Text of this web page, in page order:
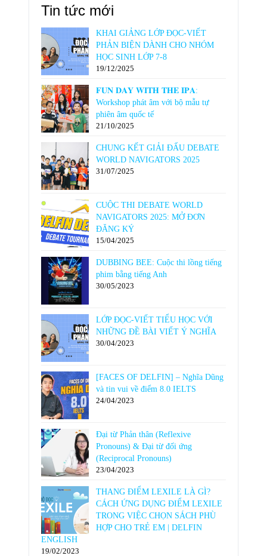
Tin tức mới
KHAI GIẢNG LỚP ĐỌC-VIẾT
PHẢN BIỆN DÀNH CHO NHÓM
HỌC SINH LỚP 7-8
19/12/2025
𝐅𝐔𝐍 𝐃𝐀𝐘 𝐖𝐈𝐓𝐇 𝐓𝐇𝐄 𝐈𝐏𝐀:
Workshop phát âm với bộ mẫu tự
phiên âm quốc tế
21/10/2025
CHUNG KẾT GIẢI ĐẤU DEBATE
WORLD NAVIGATORS 2025
31/07/2025
CUỘC THI DEBATE WORLD
NAVIGATORS 2025: MỞ ĐƠN
ĐĂNG KÝ
15/04/2025
DUBBING BEE: Cuộc thi lồng tiếng
phim bằng tiếng Anh
30/05/2023
LỚP ĐỌC-VIẾT TIỂU HỌC VỚI
NHỮNG ĐỀ BÀI VIẾT Ý NGHĨA
30/04/2023
[FACES OF DELFIN] – Nghĩa Dũng
và tin vui về điểm 8.0 IELTS
24/04/2023
Đại từ Phản thân (Reflexive
Pronouns) & Đại từ đối ứng
(Reciprocal Pronouns)
23/04/2023
THANG ĐIỂM LEXILE LÀ GÌ?
CÁCH ỨNG DỤNG ĐIỂM LEXILE
TRONG VIỆC CHỌN SÁCH PHÙ
HỢP CHO TRẺ EM | DELFIN
ENGLISH
19/02/2023